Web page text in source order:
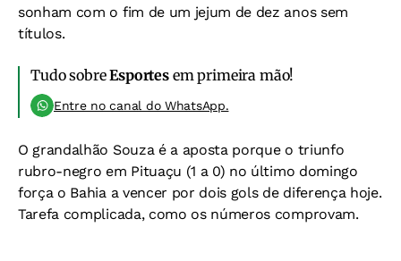
sonham com o fim de um jejum de dez anos sem
títulos.
Tudo sobreEsportesem primeira mão!
Entre no canal do WhatsApp.
O grandalhão Souza é a aposta porque o triunfo
rubro-negro em Pituaçu (1 a 0) no último domingo
força o Bahia a vencer por dois gols de diferença hoje.
Tarefa complicada, como os números comprovam.